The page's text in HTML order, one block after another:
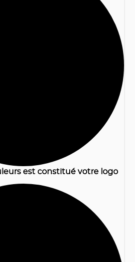
est constitué votre logo